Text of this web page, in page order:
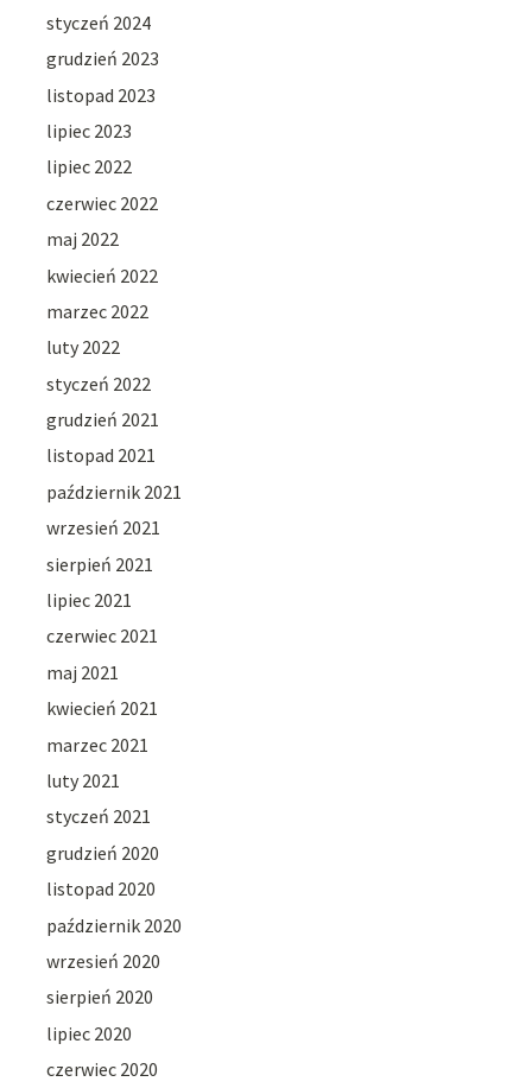
styczeń 2024
grudzień 2023
listopad 2023
lipiec 2023
lipiec 2022
czerwiec 2022
maj 2022
kwiecień 2022
marzec 2022
luty 2022
styczeń 2022
grudzień 2021
listopad 2021
październik 2021
wrzesień 2021
sierpień 2021
lipiec 2021
czerwiec 2021
maj 2021
kwiecień 2021
marzec 2021
luty 2021
styczeń 2021
grudzień 2020
listopad 2020
październik 2020
wrzesień 2020
sierpień 2020
lipiec 2020
czerwiec 2020